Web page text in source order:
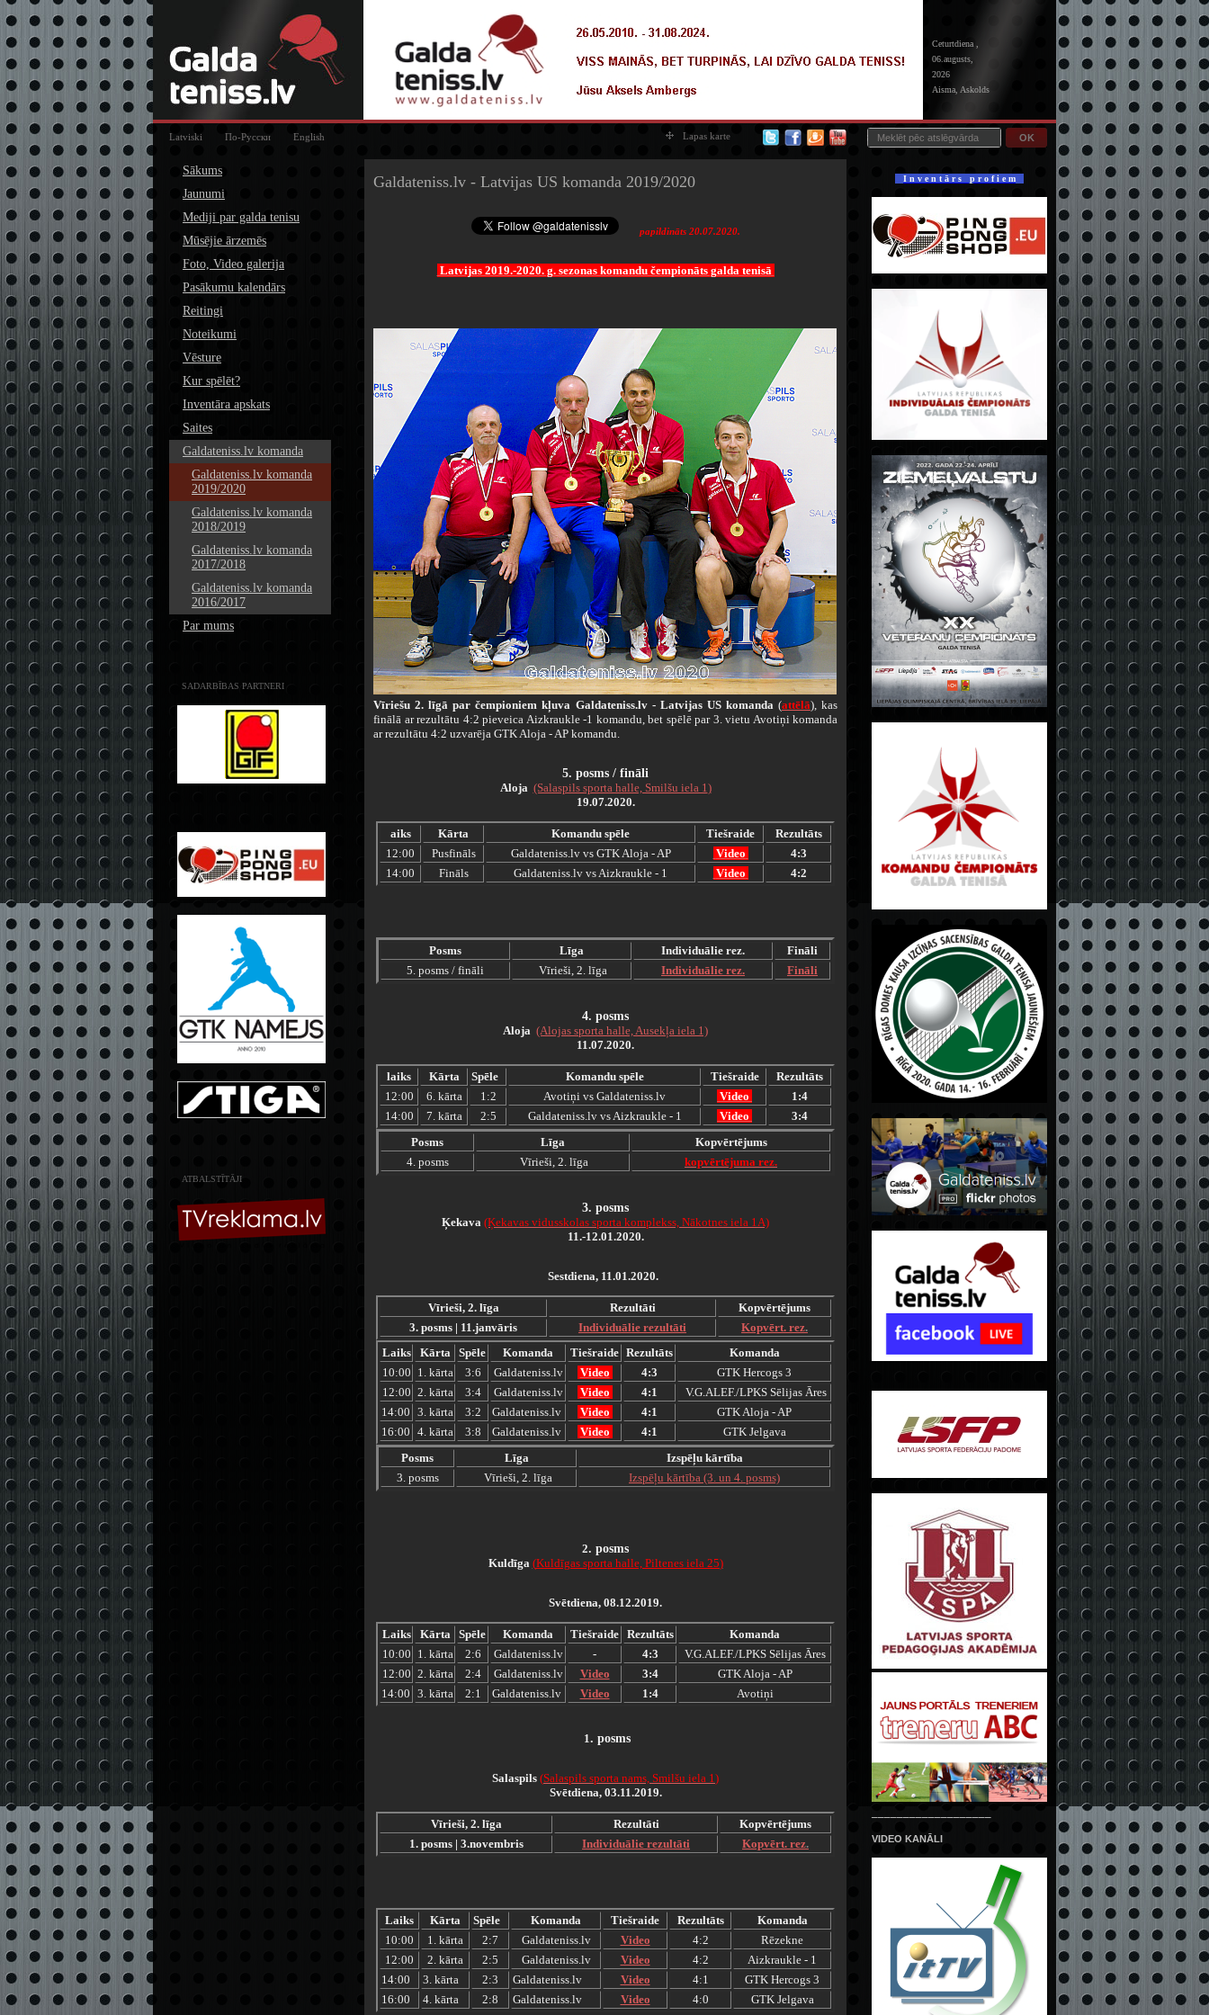
Ceturtdiena ,
06.augusts,
2026
Aisma, Askolds
OK
Latviski По-Русски English Lapas karte
Sākums
Jaunumi
Mediji par galda tenisu
Mūsējie ārzemēs
Foto, Video galerija
Pasākumu kalendārs
Reitingi
Noteikumi
Vēsture
Kur spēlēt?
Inventāra apskats
Saites
Galdateniss.lv komanda
Galdateniss.lv komanda
2019/2020
Galdateniss.lv komanda
2018/2019
Galdateniss.lv komanda
2017/2018
Galdateniss.lv komanda
2016/2017
Par mums
SADARBĪBAS PARTNERI
ATBALSTĪTĀJI
Galdateniss.lv - Latvijas US komanda 2019/2020
papildināts 20.07.2020.
Latvijas 2019.-2020. g. sezonas komandu čempionāts galda tenisā
Vīriešu 2. līgā par čempioniem kļuva Galdateniss.lv - Latvijas US komanda(attēlā), kas
finālā ar rezultātu 4:2 pieveica Aizkraukle -1 komandu, bet spēlē par 3. vietu Avotiņi komanda
ar rezultātu 4:2 uzvarēja GTK Aloja - AP komandu.
5. posms / fināli
Aloja (Salaspils sporta halle, Smilšu iela 1)
19.07.2020.
aiks Kārta Komandu spēle Tiešraide
Rezultāts
12:00
Pusfināls Galdateniss.lv vs GTK Aloja - AP Video
4:3
14:00
Fināls Galdateniss.lv vs Aizkraukle - 1 Video 4:2
Posms Līga Individuālie rez.
Fināli
5. posms / fināli
Vīrieši, 2. līga Individuālie rez. Fināli
4. posms
Aloja (Alojas sporta halle, Ausekļa iela 1)
11.07.2020.
laiks Kārta Spēle Komandu spēle Tiešraide
Rezultāts
12:00
6. kārta 1:2 Avotiņi vs Galdateniss.lv Video
1:4
14:00
7. kārta 2:5 Galdateniss.lv vs Aizkraukle - 1 Video
3:4
Posms
Līga
Kopvērtējums
4. posms
Vīrieši, 2. līga kopvērtējuma rez.
3. posms
Ķekava (Ķekavas vidusskolas sporta komplekss, Nākotnes iela 1A)
11.-12.01.2020.
Sestdiena, 11.01.2020.
Vīrieši, 2. līga Rezultāti
Kopvērtējums
3. posms | 11.janvāris
Individuālie rezultāti Kopvērt. rez.
Laiks
Kārta Spēle Komanda Tiešraide Rezultāts
Komanda
10:00 1. kārta 3:6 Galdateniss.lv Video 4:3
GTK Hercogs 3
12:00 2. kārta 3:4 Galdateniss.lv Video 4:1
V.G.ALEF./LPKS Sēlijas Āres
14:00 3. kārta 3:2 Galdateniss.lv Video 4:1
GTK Aloja - AP
16:00 4. kārta 3:8 Galdateniss.lv Video 4:1
GTK Jelgava
Posms
Līga
Izspēļu kārtība
3. posms
Vīrieši, 2. līga Izspēļu kārtība (3. un 4. posms)
2. posms
Kuldīga (Kuldīgas sporta halle, Piltenes iela 25)
Svētdiena, 08.12.2019.
Laiks Kārta Spēle Komanda Tiešraide Rezultāts
Komanda
10:00 1. kārta 2:6 Galdateniss.lv - 4:3
V.G.ALEF./LPKS Sēlijas Āres
12:00 2. kārta 2:4 Galdateniss.lv Video 3:4
GTK Aloja - AP
14:00 3. kārta 2:1 Galdateniss.lv Video 1:4 Avotiņi
1. posms
Salaspils (Salaspils sporta nams, Smilšu iela 1)
Svētdiena, 03.11.2019.
Vīrieši, 2. līga Rezultāti
Kopvērtējums
1. posms | 3.novembris
Individuālie rezultāti Kopvērt. rez.
Laiks Kārta Spēle Komanda Tiešraide Rezultāts
Komanda
10:00
1. kārta 2:7 Galdateniss.lv Video 4:2
Rēzekne
12:00
2. kārta 2:5 Galdateniss.lv Video 4:2
Aizkraukle - 1
14:00
3. kārta 2:3 Galdateniss.lv Video 4:1
GTK Hercogs 3
16:00
4. kārta 2:8 Galdateniss.lv Video 4:0 GTK Jelgava
I n v e n t ā r s p r o f i e m
VIDEO KANĀLI